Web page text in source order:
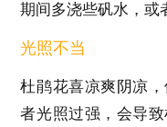
期间多浇些矾水，或
光照不当
杜鹃花喜凉爽阴凉
者光照过强，会导